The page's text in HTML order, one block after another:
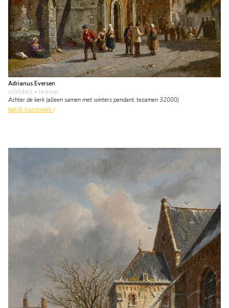
Adrianus Eversen
schilderij • te koop
Achter de kerk (alleen samen met winters pendant, tezamen 32000)
bekijk kunstwerk